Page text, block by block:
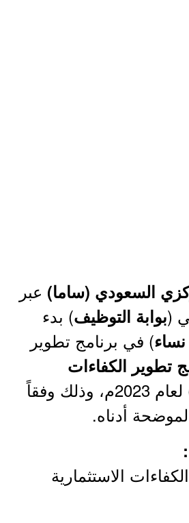
السعودي (ساما) عبر
(بوابة التوظيف) بدء
) في برنامج تطوير
تطوير الكفاءات
) لعام 2023م، وذلك وفقاً
أدناه.
الاستثمارية